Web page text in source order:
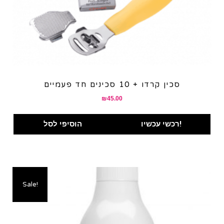
סכין קרדו + 10 סכינים חד פעמיים
₪45.00
הוסיפי לסל רכשי עכשיו!
Sale!